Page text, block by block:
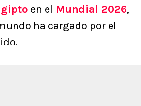
en el Mundial 2026,
ha cargado por el